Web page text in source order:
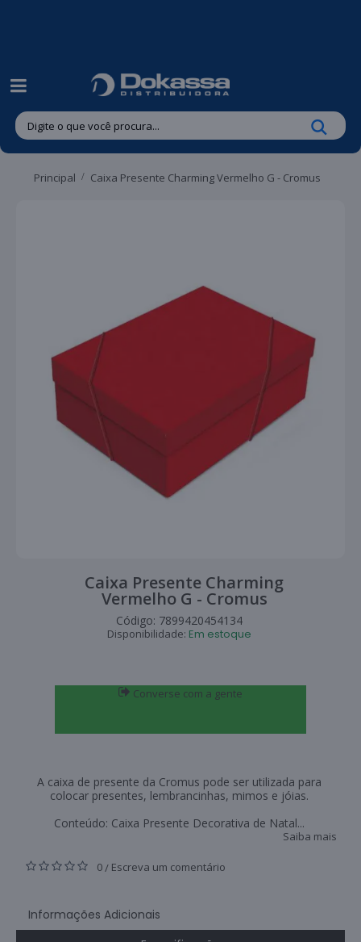
Principal Caixa Presente Charming Vermelho G - Cromus
Caixa Presente Charming
Vermelho G - Cromus
Código: 7899420454134
Disponibilidade: Em estoque
Converse com a gente
A caixa de presente da Cromus pode ser utilizada para
colocar presentes, lembrancinhas, mimos e jóias.
Conteúdo: Caixa Presente Decorativa de Natal...
Saiba mais
0 / Escreva um comentário
Informações Adicionais